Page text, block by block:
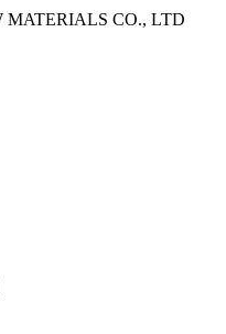
CO., LTD